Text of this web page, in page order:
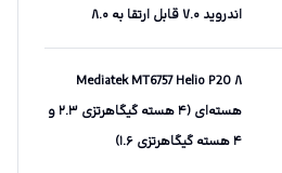
اندروید ۷.۰ قابل ارتقا به ۸.۰
Mediatek MT6757 Helio P20 ۸
هسته‌ای (۴ هسته گیگاهرتزی ۲.۳ و
۴ هسته گیگاهرتزی ۱.۶)